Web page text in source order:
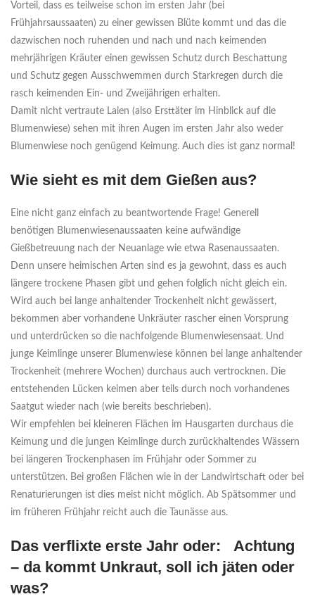
Vorteil, dass es teilweise schon im ersten Jahr (bei
Frühjahrsaussaaten) zu einer gewissen Blüte kommt und das die
dazwischen noch ruhenden und nach und nach keimenden
mehrjährigen Kräuter einen gewissen Schutz durch Beschattung
und Schutz gegen Ausschwemmen durch Starkregen durch die
rasch keimenden Ein- und Zweijährigen erhalten.
Damit nicht vertraute Laien (also Ersttäter im Hinblick auf die
Blumenwiese) sehen mit ihren Augen im ersten Jahr also weder
Blumenwiese noch genügend Keimung. Auch dies ist ganz normal!
Wie sieht es mit dem Gießen aus?
Eine nicht ganz einfach zu beantwortende Frage! Generell
benötigen Blumenwiesenaussaaten keine aufwändige
Gießbetreuung nach der Neuanlage wie etwa Rasenaussaaten.
Denn unsere heimischen Arten sind es ja gewohnt, dass es auch
längere trockene Phasen gibt und gehen folglich nicht gleich ein.
Wird auch bei lange anhaltender Trockenheit nicht gewässert,
bekommen aber vorhandene Unkräuter rascher einen Vorsprung
und unterdrücken so die nachfolgende Blumenwiesensaat. Und
junge Keimlinge unserer Blumenwiese können bei lange anhaltender
Trockenheit (mehrere Wochen) durchaus auch vertrocknen. Die
entstehenden Lücken keimen aber teils durch noch vorhandenes
Saatgut wieder nach (wie bereits beschrieben).
Wir empfehlen bei kleineren Flächen im Hausgarten durchaus die
Keimung und die jungen Keimlinge durch zurückhaltendes Wässern
bei längeren Trockenphasen im Frühjahr oder Sommer zu
unterstützen. Bei großen Flächen wie in der Landwirtschaft oder bei
Renaturierungen ist dies meist nicht möglich. Ab Spätsommer und
im früheren Frühjahr reicht auch die Taunässe aus.
Das verflixte erste Jahr oder: Achtung
– da kommt Unkraut, soll ich jäten oder
was?